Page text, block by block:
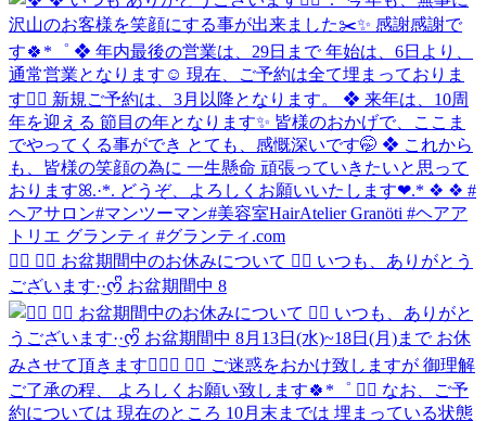
❁⃘ ❁⃘ お盆期間中のお休みについて ❁⃘ いつも、ありがとう
ございます·͜·ᰔᩚ お盆期間中 8